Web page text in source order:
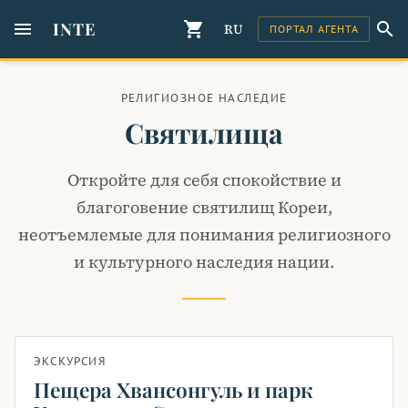
menu INTE shopping_cart RU ПОРТАЛ АГЕНТА search
РЕЛИГИОЗНОЕ НАСЛЕДИЕ
Святилища
Откройте для себя спокойствие и
благоговение святилищ Кореи,
неотъемлемые для понимания религиозного
и культурного наследия нации.
ЭКСКУРСИЯ
Пещера Хвансонгуль и парк